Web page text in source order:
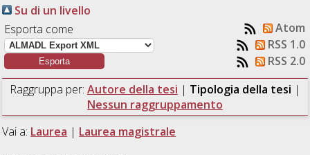
Su di un livello
Esporta come
Atom
RSS 1.0
RSS 2.0
Raggruppa per: Autore della tesi | Tipologia della tesi |
Nessun raggruppamento
Vai a: Laurea | Laurea magistrale